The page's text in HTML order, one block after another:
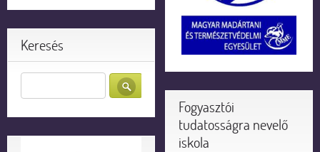
Keresés
Fogyasztói
tudatosságra nevelő
iskola